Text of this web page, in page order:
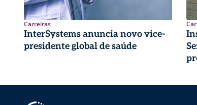
Carreiras
InterSystems anuncia novo vice-
presidente global de saúde